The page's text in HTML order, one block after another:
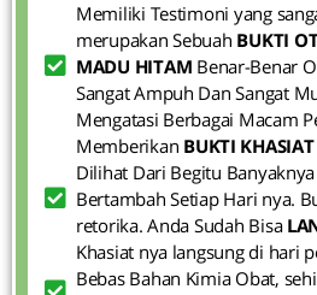
Memiliki Testimoni yang
merupakan Sebuah BUKTI
MADU HITAM Benar-Benar
Sangat Ampuh Dan Sangat
Mengatasi Berbagai Macam
Memberikan BUKTI
Dilihat Dari Begitu
Bertambah Setiap Hari nya.
retorika. Anda Sudah Bisa
Khasiat nya langsung di hari
Bebas Bahan Kimia Obat,